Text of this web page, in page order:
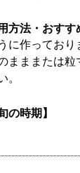
方法・おすす
に作ってお
まままたは
。
の時期】